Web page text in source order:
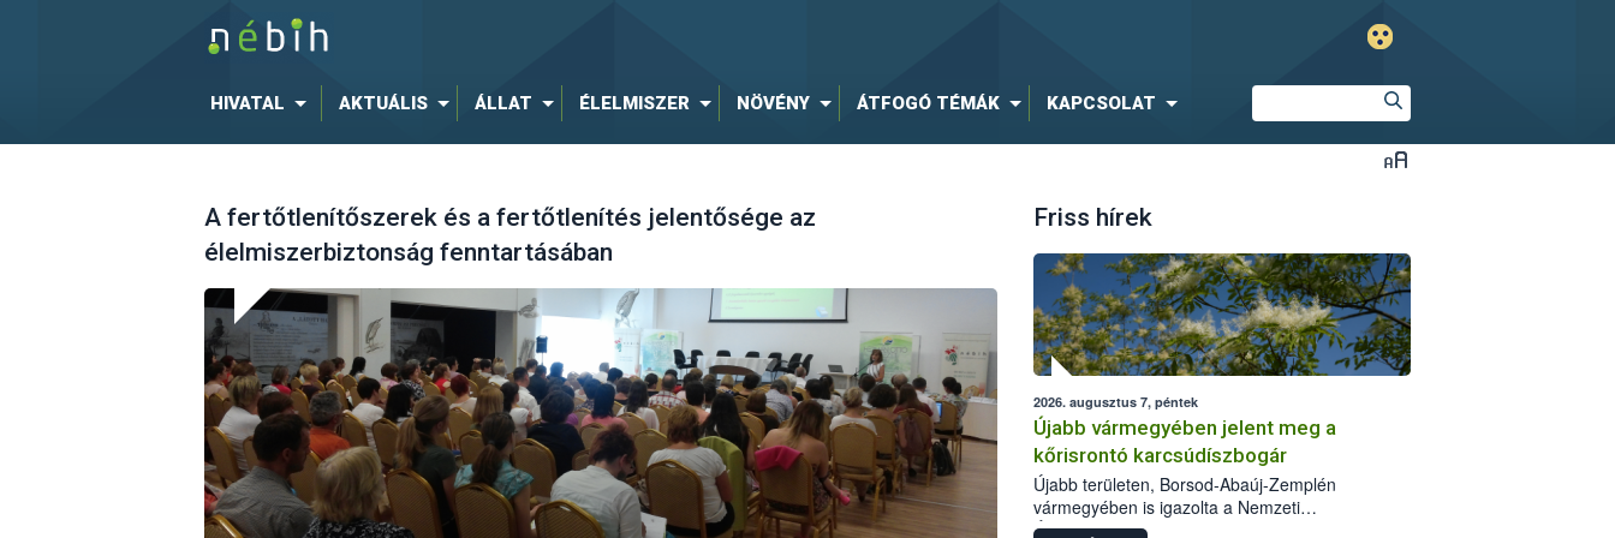
HIVATAL AKTUÁLIS ÁLLAT ÉLELMISZER NÖVÉNY ÁTFOGÓ TÉMÁK KAPCSOLAT
A fertőtlenítőszerek és a fertőtlenítés jelentősége az
élelmiszerbiztonság fenntartásában
Friss hírek
2026. augusztus 7, péntek
Újabb vármegyében jelent meg a
kőrisrontó karcsúdíszbogár
Újabb területen, Borsod-Abaúj-Zemplén
vármegyében is igazolta a Nemzeti
Élelmiszerlánc-biztonsági Hivatal (Nébih) a